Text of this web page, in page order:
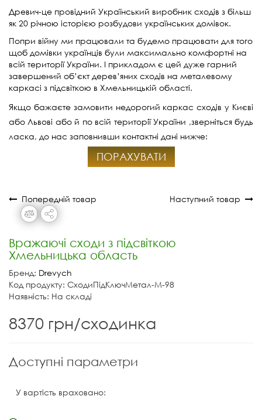
Древич-це провідний Український виробник сходів з більш
як 20 річною історією розбудови українських домівок.
Попри війну ми працювали та будемо працювати для того
щоб домівки українців були максимально комфортні на
всій території України. І прикладом є цей дуже гарний
завершений об’єкт дерев’яних сходів на металевому
каркасі з підсвіткою в Хмельницькій області.
Якщо бажаєте замовити недорогий каркас сходів у Києві
або Львові або й по всій території України ,зверніться будь
ласка, до нас заповнивши контактні дані нижче:
ПОРАХУВАТИ
Попередній товар Наступний товар
Вражаючі сходи з підсвіткою
Хмельницька область
Бренд: Drevych
Код продукту: СходиПідКлючМетал-М-98
Наявність: На складі
8370 грн/сходинка
Доступні параметри
У вартість враховано: